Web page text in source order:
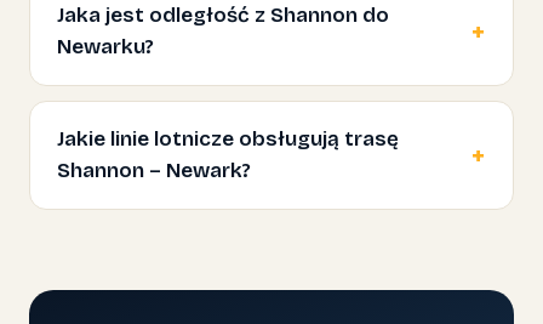
Jaka jest odległość z Shannon do
Newarku?
Jakie linie lotnicze obsługują trasę
Shannon – Newark?